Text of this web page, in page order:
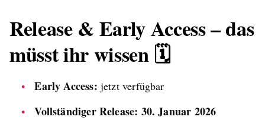
Release & Early Access – das
müsst ihr wissen 🗓️
Early Access: jetzt verfügbar
Vollständiger Release: 30. Januar 2026